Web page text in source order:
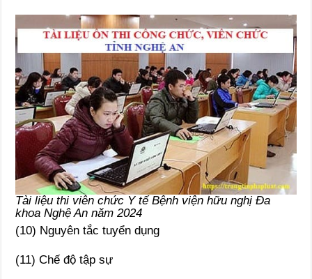
Tài liệu thi viên chức Y tế Bệnh viện hữu nghị Đa
khoa Nghệ An năm 2024
(10) Nguyên tắc tuyển dụng
(11) Chế độ tập sự